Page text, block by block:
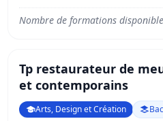
Nombre de formations
Tp restaurateur de
et contemporains
Arts, Design et Création Bac